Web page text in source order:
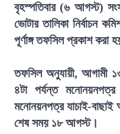
বৃহস্পতিবার (৬ আগস্ট)
ভোটার তালিকা নির্বাচন
পূর্ণাঙ্গ তফসিল প্রকাশ করা
তফসিল অনুযায়ী, আগামী
৪টা পর্যন্ত
মনোনয়নপত্র যাচাই-বাছাই
শেষ সময় ১৮ আগস্ট।